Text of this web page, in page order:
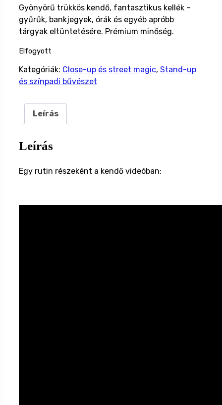
Gyönyörű trükkös kendő, fantasztikus kellék –
gyűrűk, bankjegyek, órák és egyéb apróbb
tárgyak eltüntetésére. Prémium minőség.
Elfogyott
Kategóriák: Close-up és street magic, Stand-up
és színpadi bűvészet
Leírás
Leírás
Egy rutin részeként a kendő videóban: